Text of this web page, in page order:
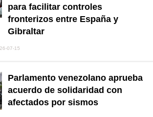
para facilitar controles
fronterizos entre España y
Gibraltar
07-15
Parlamento venezolano aprueba
acuerdo de solidaridad con
afectados por sismos